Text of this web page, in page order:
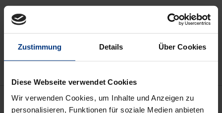
Zustimmung Details Über Cookies
Diese Webseite verwendet Cookies
Wir verwenden Cookies, um Inhalte und Anzeigen zu
personalisieren, Funktionen für soziale Medien anbieten
Add to Wish List
Delivery cost notice
Description